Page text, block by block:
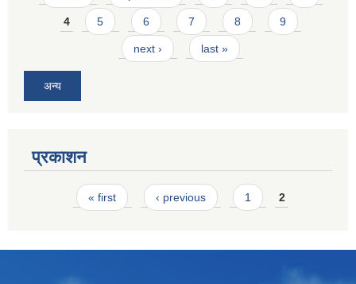
4 5 6 7 8 9
next › last »
अन्य
प्रकाशन
Pages« first ‹ previous 1 2